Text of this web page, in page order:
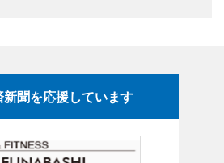
新聞を応援しています